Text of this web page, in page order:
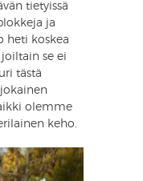
tietyissä
ja
heti koskea
se ei
tästä
olemme
keho.